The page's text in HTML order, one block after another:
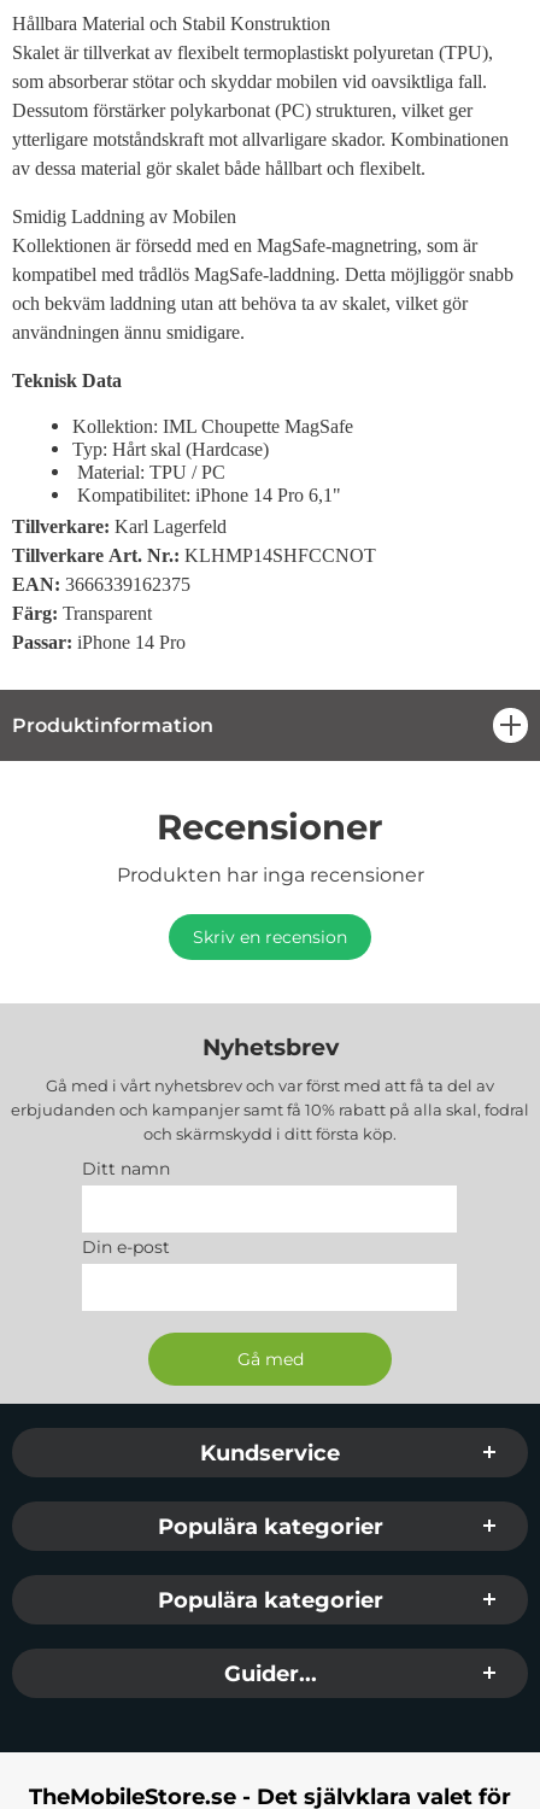
Hållbara Material och Stabil Konstruktion
Skalet är tillverkat av flexibelt termoplastiskt polyuretan (TPU),
som absorberar stötar och skyddar mobilen vid oavsiktliga fall.
Dessutom förstärker polykarbonat (PC) strukturen, vilket ger
ytterligare motståndskraft mot allvarligare skador. Kombinationen
av dessa material gör skalet både hållbart och flexibelt.
Smidig Laddning av Mobilen
Kollektionen är försedd med en MagSafe-magnetring, som är
kompatibel med trådlös MagSafe-laddning. Detta möjliggör snabb
och bekväm laddning utan att behöva ta av skalet, vilket gör
användningen ännu smidigare.
Teknisk Data
Kollektion: IML Choupette MagSafe
Typ: Hårt skal (Hardcase)
Material: TPU / PC
Kompatibilitet: iPhone 14 Pro 6,1"
Tillverkare: Karl Lagerfeld
Tillverkare Art. Nr.: KLHMP14SHFCCNOT
EAN: 3666339162375
Färg: Transparent
Passar: iPhone 14 Pro
Produktinformation
Recensioner
Produkten har inga recensioner
Skriv en recension
Nyhetsbrev
Gå med i vårt nyhetsbrev och var först med att få ta del av
erbjudanden och kampanjer samt få 10% rabatt på alla skal, fodral
och skärmskydd i ditt första köp.
Ditt namn
Din e-post
Sidfot Blandad info och länkar
Kundservice
Populära kategorier
Populära kategorier
Guider...
TheMobileStore.se - Det självklara valet för